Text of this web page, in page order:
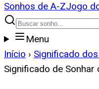
Sonhos de A-ZJogo
Menu
Início › Significado
Significado de Sonhar